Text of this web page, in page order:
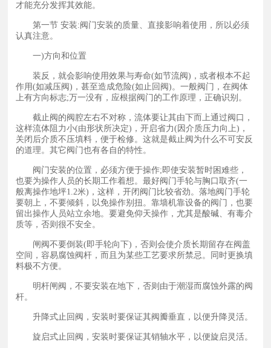
才能充分发挥其效能。
第一节 安装:阀门安装的质量、直接影响着使用，所以必须
认真注意。
一)方向和位置
装反，就会影响使用效果与寿命(如节流阀)，或者根本不起
作用(如减压阀)，甚至造成危险(如止回阀)。一般阀门，在阀体
上有方向标志;万一没有，应根据阀门的工作原理，正确识别。
截止阀的阀腔左右不对称，流体要让其由下而上通过阀口，
这样流体阻力小(由形状所决定)，开启省力(因介质压力向上)，
关闭后介质不压填料，便于检修。这就是截止阀为什么不可安反
的道理。其它阀门也有各自的特性。
阀门安装的位置，必须方便于操作;即使安装暂时困难些，
也要为操作人员的长期工作着想。最好阀门手轮与胸口取齐(一
般离操作地坪1.2米)，这样，开闭阀门比较省劲。落地阀门手轮
要朝上，不要倾斜，以免操作别扭。靠墙机靠设备的阀门，也要
留出操作人员站立余地。要避免仰天操作，尤其是酸碱、有毒介
质等，否则很不安全。
闸阀不要倒装(即手轮向下)，否则会使介质长期留存在阀盖
空间，容易腐蚀阀杆，而且为某些工艺要求所禁忌。同时更换填
料极不方便。
明杆闸阀，不要安装在地下，否则由于潮湿而腐蚀外露的阀
杆。
升降式止回阀，安装时要保证其阀瓣垂直，以便升降灵活。
旋启式止回阀，安装时要保证其销轴水平，以便旋启灵活。